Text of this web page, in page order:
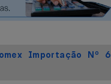
Importação Nº